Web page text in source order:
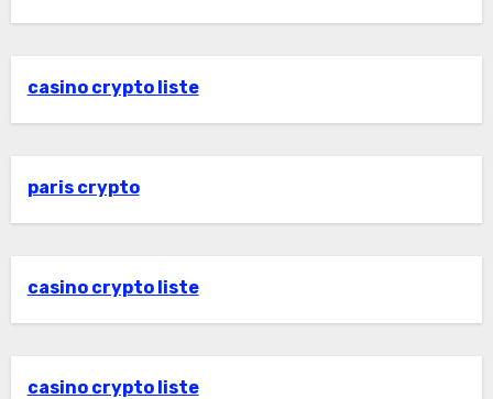
casino crypto liste
paris crypto
casino crypto liste
casino crypto liste